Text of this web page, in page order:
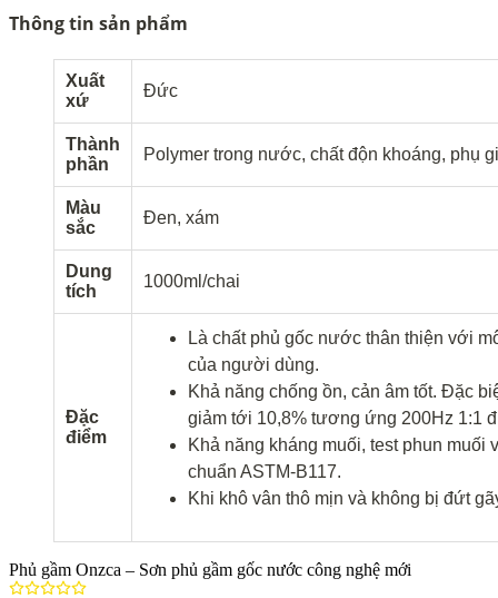
Thông tin sản phẩm
Xuất
xứ
Đức
Thành
phần
Polymer trong nước, chất độn khoáng, phụ
Màu
sắc
Đen, xám
Dung
tích
1000ml/chai
Đặc
điểm
Là chất phủ gốc nước thân thiện với
của người dùng.
Khả năng chống ồn, cản âm tốt. Đặc
giảm tới 10,8% tương ứng 200Hz 1:1
Khả năng kháng muối, test phun muối
chuẩn ASTM-B117.
Khi khô vân thô mịn và không bị đứt
Phủ gầm Onzca – Sơn phủ gầm gốc nước công nghệ mới